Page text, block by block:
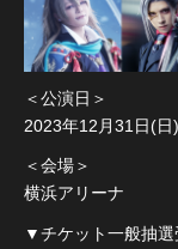
＜公演日＞
2023年12月31日(
＜会場＞
横浜アリーナ
▼チケット一般抽選